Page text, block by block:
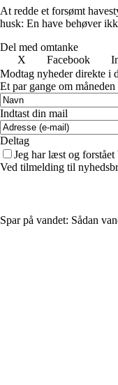
At redde et forsømt
husk: En have behøver
Del med omtanke
X
Facebook
Modtag nyheder direkte i
Et par gange om
Indtast din mail
Deltag
Jeg har læst og
Ved tilmelding til
Spar på vandet: Sådan